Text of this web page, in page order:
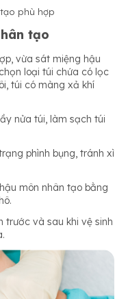
phù hợp
tạo
vừa sát miệng hậu
loại túi chứa có lọc
túi có màng xả khí
nửa túi, làm sạch túi
phình bụng, tránh xì
môn nhân tạo bằng
trước và sau khi vệ sinh